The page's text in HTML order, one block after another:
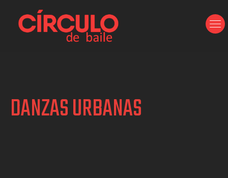
contenido
DANZAS URBANAS